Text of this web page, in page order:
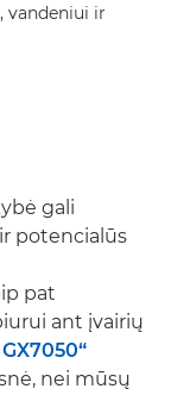
vandeniui ir
gali
potencialūs
pat
ant įvairių
nei mūsų